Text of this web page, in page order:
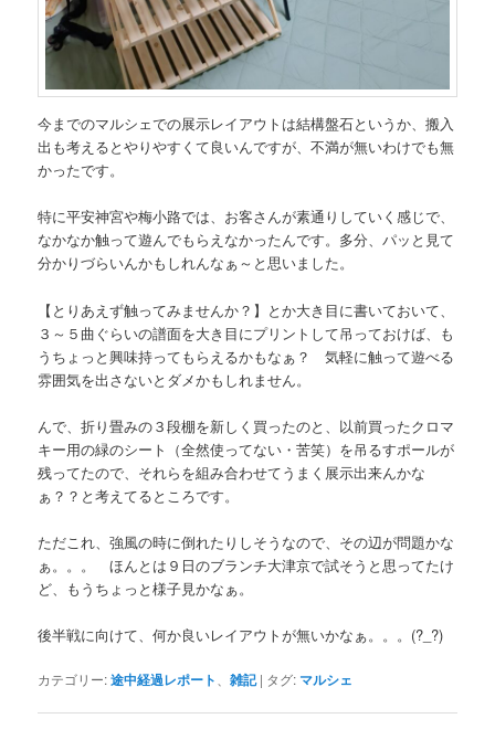
今までのマルシェでの展示レイアウトは結構盤石というか、搬入
出も考えるとやりやすくて良いんですが、不満が無いわけでも無
かったです。
特に平安神宮や梅小路では、お客さんが素通りしていく感じで、
なかなか触って遊んでもらえなかったんです。多分、パッと見て
分かりづらいんかもしれんなぁ～と思いました。
【とりあえず触ってみませんか？】とか大き目に書いておいて、
３～５曲ぐらいの譜面を大き目にプリントして吊っておけば、も
うちょっと興味持ってもらえるかもなぁ？ 気軽に触って遊べる
雰囲気を出さないとダメかもしれません。
んで、折り畳みの３段棚を新しく買ったのと、以前買ったクロマ
キー用の緑のシート（全然使ってない・苦笑）を吊るすポールが
残ってたので、それらを組み合わせてうまく展示出来んかな
ぁ？？と考えてるところです。
ただこれ、強風の時に倒れたりしそうなので、その辺が問題かな
ぁ。。。 ほんとは９日のブランチ大津京で試そうと思ってたけ
ど、もうちょっと様子見かなぁ。
後半戦に向けて、何か良いレイアウトが無いかなぁ。。。(?_?)
カテゴリー:途中経過レポート 、雑記 | タグ: マルシェ